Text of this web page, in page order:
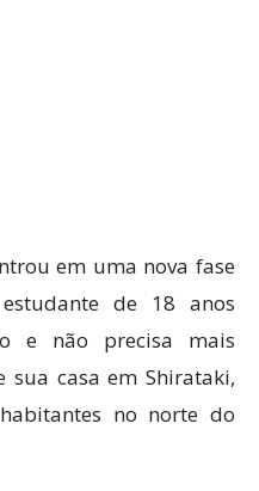
em uma nova fase
de 18 anos
e não precisa mais
casa em Shirataki,
no norte do